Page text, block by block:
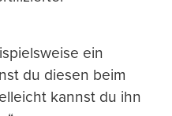
ein
du diesen beim
kannst du ihn